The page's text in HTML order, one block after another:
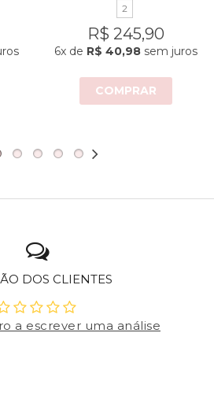
2
R$ 245,90
6x de R$ 40,98 sem juros
COMPRAR
DOS CLIENTES
a escrever uma análise